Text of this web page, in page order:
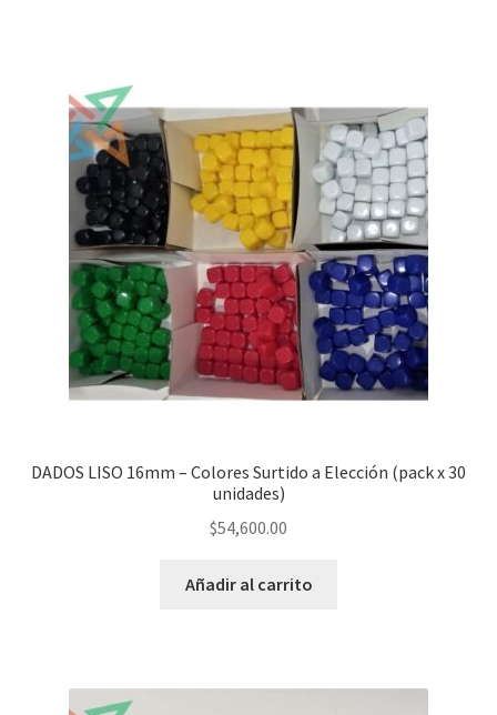
DADOS LISO 16mm – Colores Surtido a Elección (pack x 30
unidades)
$54,600.00
Añadir al carrito